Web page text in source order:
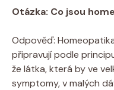
Otázka: Co jsou
Odpověď:
připravují podle
že látka,⁢ která by ve
symptomy, v malých​